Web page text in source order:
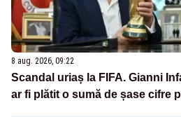
8 aug. 2026, 09:22
Scandal uriaș la FIFA. Gianni
ar fi plătit o sumă de șase cifre